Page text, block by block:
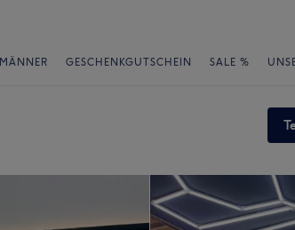
MÄNNER GESCHENKGUTSCHEIN SALE %